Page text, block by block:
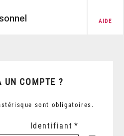
AIDE
UN COMPTE ?
sont obligatoires.
Identifiant